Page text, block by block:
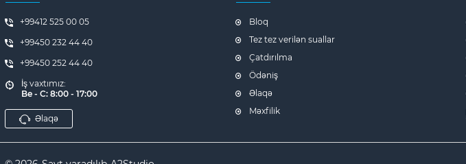
+99412 525 00 05
+99450 232 44 40
+99450 252 44 40
İş vaxtımız:
Be - C: 8:00 - 17:00
Əlaqə
Bloq
Tez tez verilən suallar
Çatdırılma
Ödəniş
Əlaqə
Məxfilik